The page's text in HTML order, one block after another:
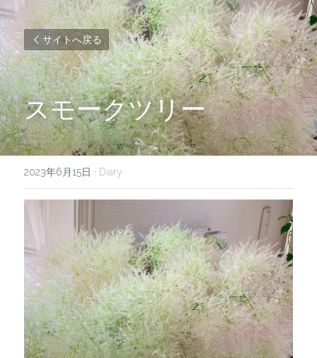
サイトへ戻る
スモークツリー
2023年6月15日 · Diary